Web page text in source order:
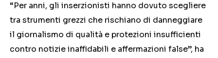
“Per anni, gli inserzionisti hanno dovuto scegliere
tra strumenti grezzi che rischiano di danneggiare
il giornalismo di qualità e protezioni insufficienti
contro notizie inaffidabili e affermazioni false”, ha